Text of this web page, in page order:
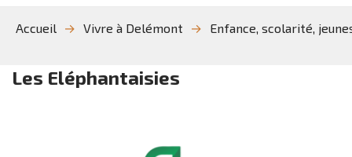
recherche
navigation
Accueil Vivre à Delémont Enfance, scolarité,
Les Eléphantaisies